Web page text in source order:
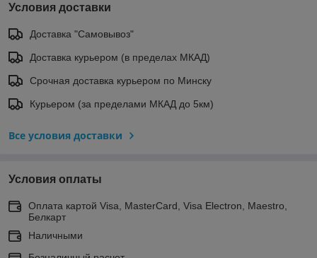
Условия доставки
Доставка "Самовывоз"
Доставка курьером (в пределах МКАД)
Срочная доставка курьером по Минску
Курьером (за пределами МКАД до 5км)
Все условия доставки
Условия оплаты
Оплата картой Visa, MasterCard, Visa Electron, Maestro,
Белкарт
Наличными